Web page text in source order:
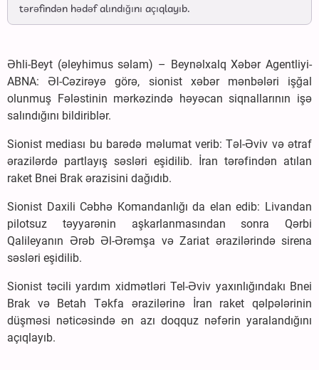
tərəfindən hədəf alındığını açıqlayıb.
Əhli-Beyt (əleyhimus səlam) – Beynəlxalq Xəbər Agentliyi-
ABNA: Əl-Cəzirəyə görə, sionist xəbər mənbələri işğal
olunmuş Fələstinin mərkəzində həyəcan siqnallarının işə
salındığını bildiriblər.
Sionist mediası bu barədə məlumat verib: Təl-Əviv və ətraf
ərazilərdə partlayış səsləri eşidilib. İran tərəfindən atılan
raket Bnei Brak ərazisini dağıdıb.
Sionist Daxili Cəbhə Komandanlığı da elan edib: Livandan
pilotsuz təyyarənin aşkarlanmasından sonra Qərbi
Qalileyanın Ərəb Əl-Ərəmşa və Zariat ərazilərində sirena
səsləri eşidilib.
Sionist təcili yardım xidmətləri Tel-Əviv yaxınlığındakı Bnei
Brak və Betah Təkfa ərazilərinə İran raket qəlpələrinin
düşməsi nəticəsində ən azı doqquz nəfərin yaralandığını
açıqlayıb.